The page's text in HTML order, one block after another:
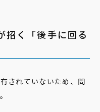
く「後手に回る
されていないため、問